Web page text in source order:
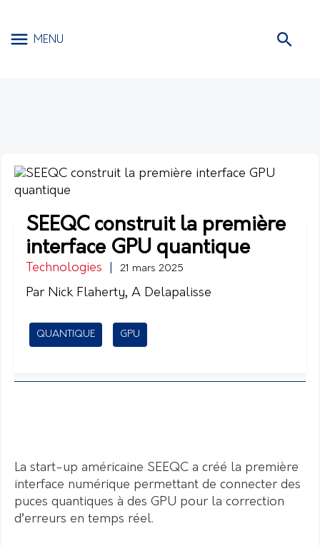
MENU
SEEQC construit la première
interface GPU quantique
Technologies 21 mars 2025
Par Nick Flaherty, A Delapalisse
QUANTIQUE GPU
La start-up américaine SEEQC a créé la première
interface numérique permettant de connecter des
puces quantiques à des GPU pour la correction
d’erreurs en temps réel.